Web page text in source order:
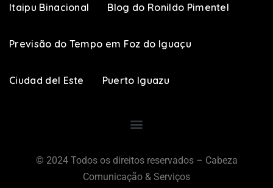
Itaipu Binacional Blog do Ronildo Pimentel
Previsão do Tempo em Foz do Iguaçu
Ciudad del Este Puerto Iguazu
© 2024 Todos os direitos reservados – Cabeza
Comunicação & Serviços​